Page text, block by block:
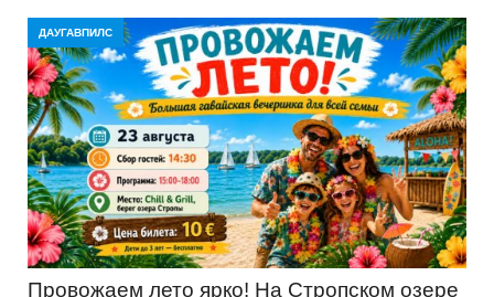
ДАУГАВПИЛС
Провожаем лето ярко! На Стропском озере